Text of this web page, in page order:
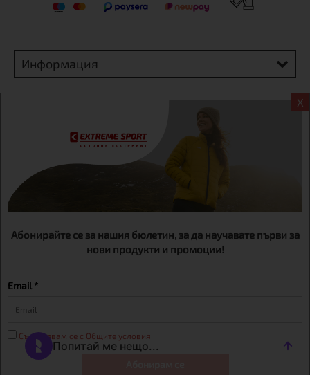
X
Абонирайте се за нашия бюлетин, за да научавате първи за
нови продукти и промоции!
Email *
Съгласявам се с Общите условия
Информация
гр. София, Овча купел, ул.692, №12, офис 1, магазини
гр.София,бул. Дондуков 42, тел.:+359 895461012